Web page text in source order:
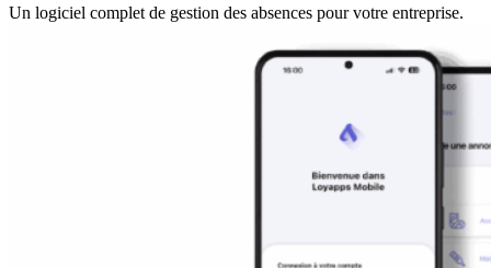
Un logiciel complet de gestion des absences pour votre entreprise.